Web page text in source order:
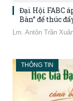
Đại Hội FABC
Bàn” để thúc
Lm. Antôn Trần
THÔNG TIN